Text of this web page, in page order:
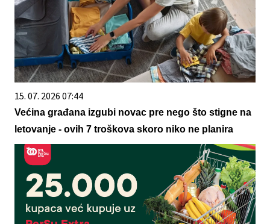
15. 07. 2026 07:44
Većina građana izgubi novac pre nego što stigne na
letovanje - ovih 7 troškova skoro niko ne planira